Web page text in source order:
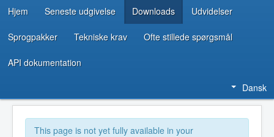
UDVIKLERRESSOURCER
Hjem Seneste udgivelse Downloads Udvidelser
Sprogpakker Tekniske krav Ofte stillede spørgsmål
API dokumentation
Dansk
This page is not yet fully available in your